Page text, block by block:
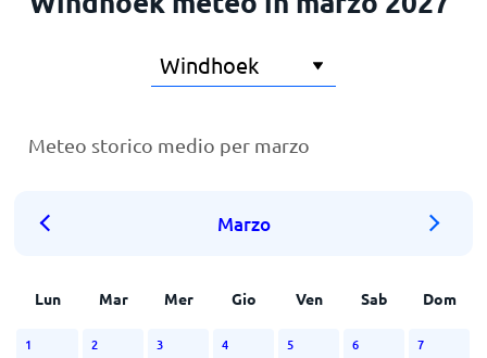
Meteo storico medio per marzo
Marzo
Lun Mar Mer Gio Ven Sab Dom
1 2 3 4 5 6 7